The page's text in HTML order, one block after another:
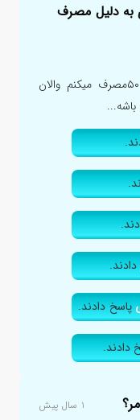
به دلیل مصرف
سلام من چند روزه قرص پردنیزولون ۵۰مصرف میکنم والان
پاسخ دادند.
دادند.
۱ سال پیش